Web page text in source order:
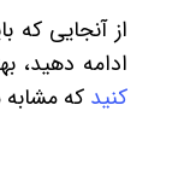
از آنجایی که
ادامه دهید،
کنید که